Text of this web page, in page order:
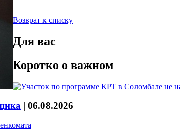
Возврат к списку
Для вас
Коротко о важном
| 06.08.2026